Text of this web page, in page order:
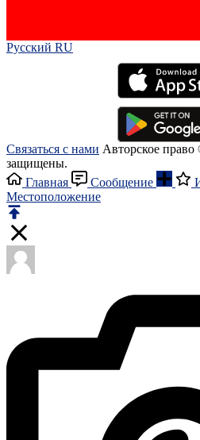
Русский RU‎
Связаться с нами Авторское
защищены.
Главная
Сообщение
Местоположение